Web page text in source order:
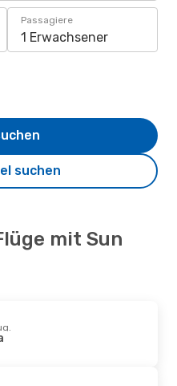
Passagiere
1 Erwachsener
suchen
mit Sun